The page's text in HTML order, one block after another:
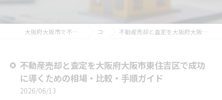
大阪府大阪市で不動産売却ならセンチュリー21ライズ コラム 不動産売却と査定を大阪府大阪市東住吉区で成功に導くための相場・比較・手順ガイド
不動産売却と査定を大阪府大阪市東住吉区で成功
に導くための相場・比較・手順ガイド
2026/06/13